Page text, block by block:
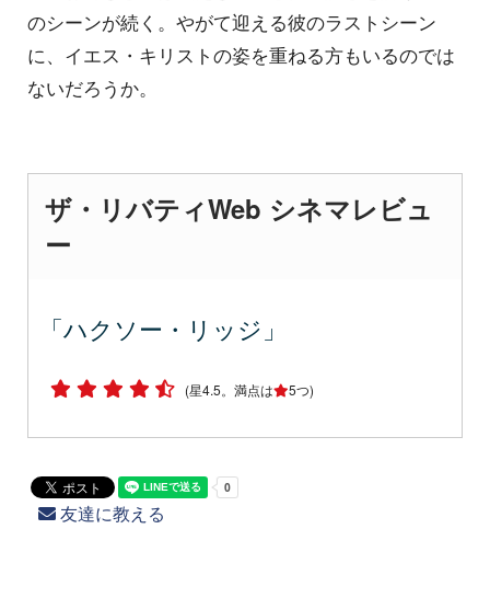
のシーンが続く。やがて迎える彼のラストシーン
に、イエス・キリストの姿を重ねる方もいるのでは
ないだろうか。
ザ・リバティWeb シネマレビュ
ー
「ハクソー・リッジ」
(星4.5。満点は 5つ)
友達に教える